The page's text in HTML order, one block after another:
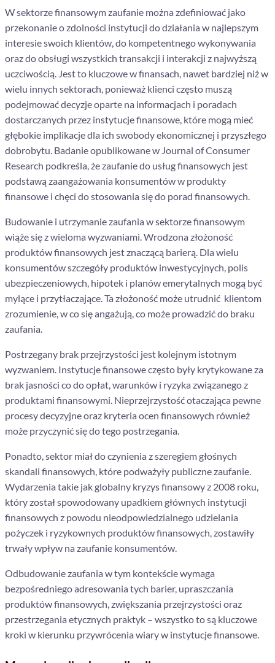
W sektorze finansowym zaufanie można zdefiniować jako
przekonanie o zdolności instytucji do działania w najlepszym
interesie swoich klientów, do kompetentnego wykonywania
oraz do obsługi wszystkich transakcji i interakcji z najwyższą
uczciwością. Jest to kluczowe w finansach, nawet bardziej niż w
wielu innych sektorach, ponieważ klienci często muszą
podejmować decyzje oparte na informacjach i poradach
dostarczanych przez instytucje finansowe, które mogą mieć
głębokie implikacje dla ich swobody ekonomicznej i przyszłego
dobrobytu. Badanie opublikowane w Journal of Consumer
Research podkreśla, że zaufanie do usług finansowych jest
podstawą zaangażowania konsumentów w produkty
finansowe i chęci do stosowania się do porad finansowych.
Budowanie i utrzymanie zaufania w sektorze finansowym
wiąże się z wieloma wyzwaniami. Wrodzona złożoność
produktów finansowych jest znaczącą barierą. Dla wielu
konsumentów szczegóły produktów inwestycyjnych, polis
ubezpieczeniowych, hipotek i planów emerytalnych mogą być
mylące i przytłaczające. Ta złożoność może utrudnić klientom
zrozumienie, w co się angażują, co może prowadzić do braku
zaufania.
Postrzegany brak przejrzystości jest kolejnym istotnym
wyzwaniem. Instytucje finansowe często były krytykowane za
brak jasności co do opłat, warunków i ryzyka związanego z
produktami finansowymi. Nieprzejrzystość otaczająca pewne
procesy decyzyjne oraz kryteria ocen finansowych również
może przyczynić się do tego postrzegania.
Ponadto, sektor miał do czynienia z szeregiem głośnych
skandali finansowych, które podważyły publiczne zaufanie.
Wydarzenia takie jak globalny kryzys finansowy z 2008 roku,
który został spowodowany upadkiem głównych instytucji
finansowych z powodu nieodpowiedzialnego udzielania
pożyczek i ryzykownych produktów finansowych, zostawiły
trwały wpływ na zaufanie konsumentów.
Odbudowanie zaufania w tym kontekście wymaga
bezpośredniego adresowania tych barier, upraszczania
produktów finansowych, zwiększania przejrzystości oraz
przestrzegania etycznych praktyk – wszystko to są kluczowe
kroki w kierunku przywrócenia wiary w instytucje finansowe.